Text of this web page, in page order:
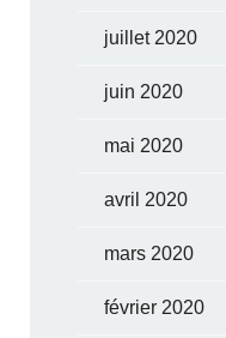
juillet 2020
juin 2020
mai 2020
avril 2020
mars 2020
février 2020